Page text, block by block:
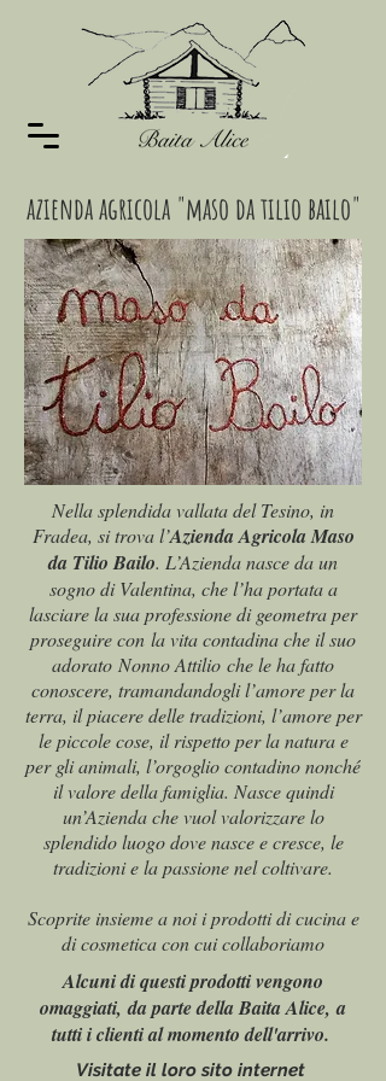
azienda agricola "maso da tilio bailo"
Nella splendida vallata del Tesino, in
Fradea, si trova l’Azienda Agricola Maso
da Tilio Bailo. L’Azienda nasce da un
sogno di Valentina, che l’ha portata a
lasciare la sua professione di geometra per
proseguire con la vita contadina che il suo
adorato Nonno Attilio che le ha fatto
conoscere, tramandandogli l’amore per la
terra, il piacere delle tradizioni, l’amore per
le piccole cose, il rispetto per la natura e
per gli animali, l’orgoglio contadino nonché
il valore della famiglia. Nasce quindi
un’Azienda che vuol valorizzare lo
splendido luogo dove nasce e cresce, le
tradizioni e la passione nel coltivare.
Scoprite insieme a noi i prodotti di cucina e
di cosmetica con cui collaboriamo
Alcuni di questi prodotti vengono
omaggiati, da parte della Baita Alice, a
tutti i clienti al momento dell'arrivo.
Visitate il loro sito internet